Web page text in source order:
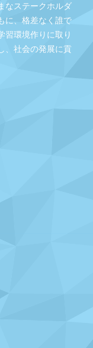
なステークホルダ
に、格差なく誰で
習環境作りに取り
、社会の発展に貢